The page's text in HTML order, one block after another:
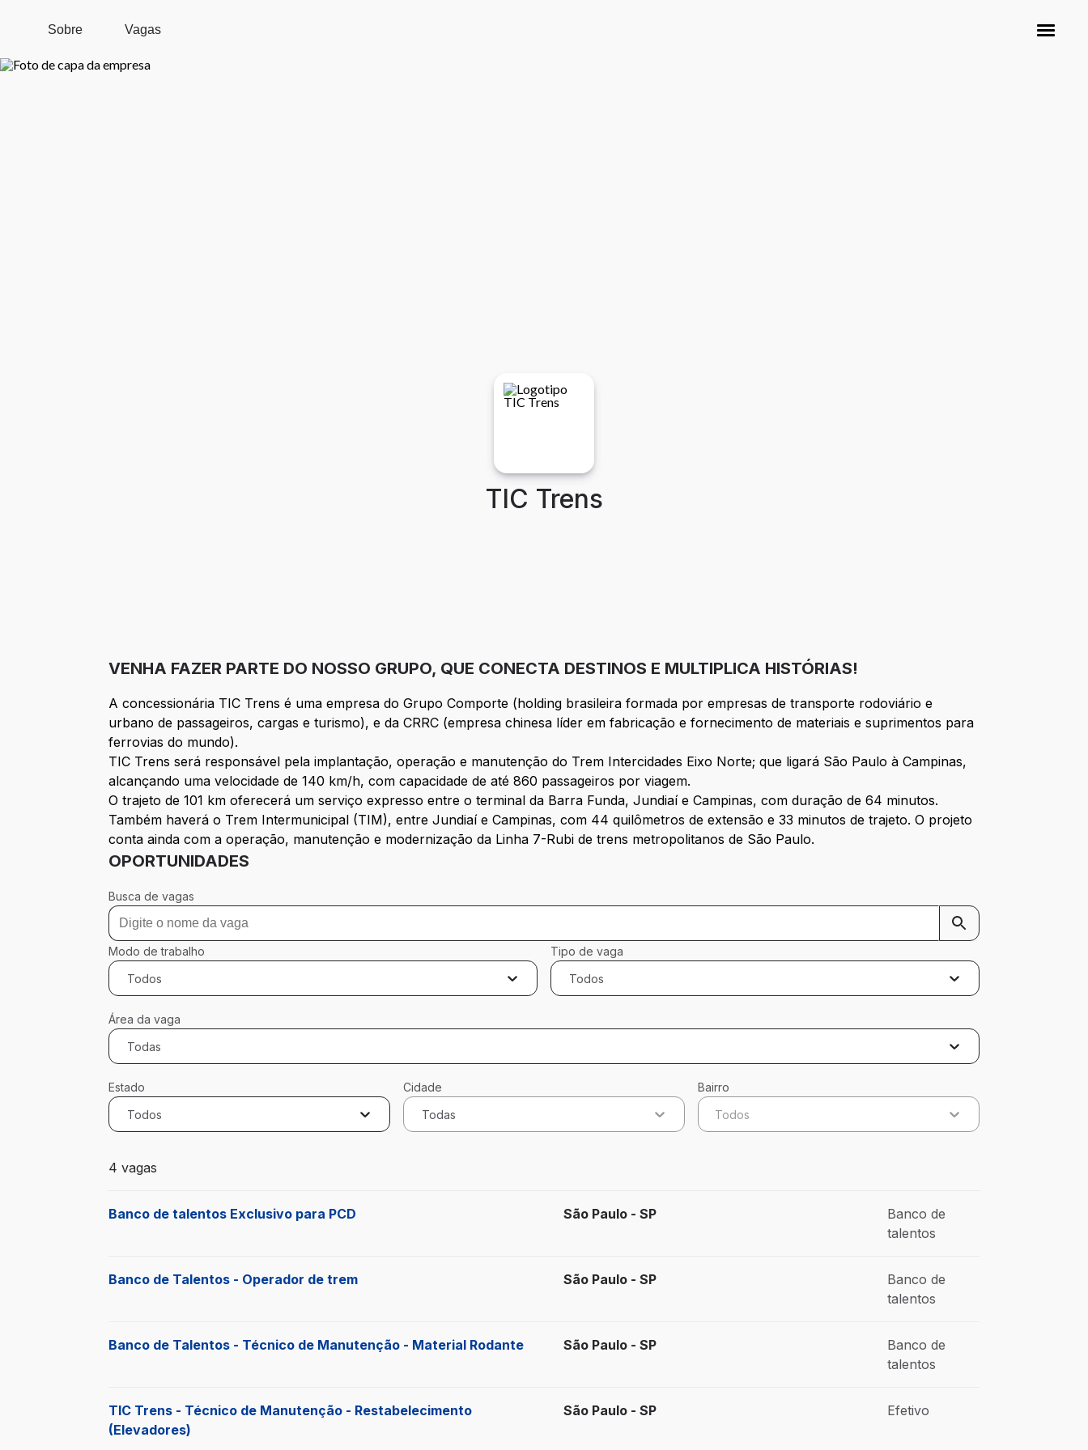
Sobre Vagas
TIC Trens
VENHA FAZER PARTE DO NOSSO GRUPO, QUE CONECTA DESTINOS E MULTIPLICA HISTÓRIAS!
A concessionária TIC Trens é uma empresa do Grupo Comporte (holding brasileira formada por empresas de transporte rodoviário e
urbano de passageiros, cargas e turismo), e da CRRC (empresa chinesa líder em fabricação e fornecimento de materiais e suprimentos para
ferrovias do mundo).
TIC Trens será responsável pela implantação, operação e manutenção do Trem Intercidades Eixo Norte; que ligará São Paulo à Campinas,
alcançando uma velocidade de 140 km/h, com capacidade de até 860 passageiros por viagem.
O trajeto de 101 km oferecerá um serviço expresso entre o terminal da Barra Funda, Jundiaí e Campinas, com duração de 64 minutos.
Também haverá o Trem Intermunicipal (TIM), entre Jundiaí e Campinas, com 44 quilômetros de extensão e 33 minutos de trajeto. O projeto
conta ainda com a operação, manutenção e modernização da Linha 7-Rubi de trens metropolitanos de São Paulo.
OPORTUNIDADES
Busca de vagas
Modo de trabalho
Todos
Tipo de vaga
Todos
Área da vaga
Todas
Estado
Todos
Cidade
Todas
Bairro
Todos
4 vagas encontradas para 0 filtros aplicados
4 vagas
Banco de talentos Exclusivo para PCD São Paulo - SP
Banco de
talentos
Banco de Talentos - Operador de trem São Paulo - SP
Banco de
talentos
Banco de Talentos - Técnico de Manutenção - Material Rodante São Paulo - SP
Banco de
talentos
TIC Trens - Técnico de Manutenção - Restabelecimento
(Elevadores)
São Paulo - SP Efetivo